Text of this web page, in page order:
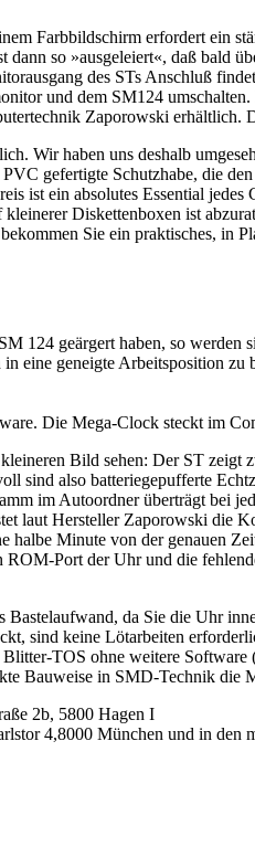
Farbbildschirm erfordert ein
so »ausgeleiert«, daß bald
des STs Anschluß
und dem SM124
Zaporowski erhältlich.
Wir haben uns deshalb
gefertigte Schutzhabe, die
ist ein absolutes Essential
Diskettenboxen ist
Sie ein praktisches, in
124 geärgert haben, so
eine geneigte Arbeitsposition zu
Die Mega-Clock steckt im
Bild sehen: Der ST
sind also batteriegepufferte
im Autoordner überträgt bei
laut Hersteller Zaporowski
Minute von der genauen
Port der Uhr und die
da Sie die Uhr
sind keine Lötarbeiten
TOS ohne weitere
Bauweise in SMD-Technik die
2b, 5800 Hagen I
4,8000 München und in den